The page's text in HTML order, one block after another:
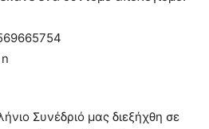
Συνέδριό μας διεξήχθη σε